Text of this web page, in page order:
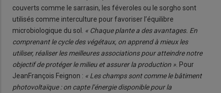
couverts comme le sarrasin, les féveroles ou le sorgho sont
utilisés comme interculture pour favoriser l’équilibre
microbiologique du sol.
« Chaque plante a des avantages. En
comprenant le cycle des végétaux, on apprend à mieux les
utiliser, réaliser les meilleures associations pour atteindre notre
objectif de protéger le milieu et assurer la production » . Pour
JeanFrançois Feignon : « Les champs sont comme le bâtiment
photovoltaïque : on capte l’énergie disponible pour la